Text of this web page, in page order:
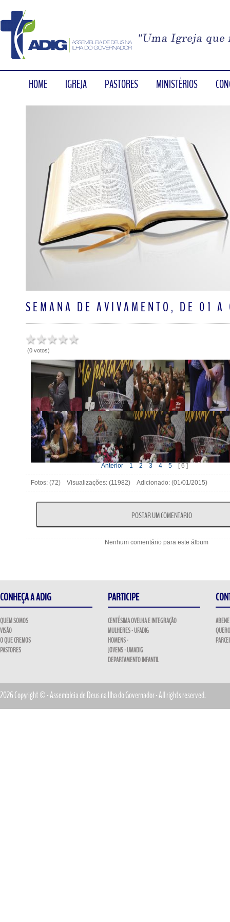
HOME IGREJA PASTORES MINISTÉRIOS
SEMANA DE AVIVAMENTO, DE 01
(0 votos)
Anterior 1 2 3 4 5 [ 6 ]
Fotos: (72) Visualizações: (11982) Adicionado: (01/01/2015)
Nenhum comentário para este álbum
CONHEÇA A ADIG
QUEM SOMOS
VISÃO
O QUE CREMOS
PASTORES
PARTICIPE
CENTÉSIMA OVELHA E INTEGRAÇÃO
MULHERES - UFADIG
HOMENS -
JOVENS - UMADIG
DEPARTAMENTO INFANTIL
ABENE
2026 Copyright © - Assembleia de Deus na Ilha do Governador - All rights reserved.